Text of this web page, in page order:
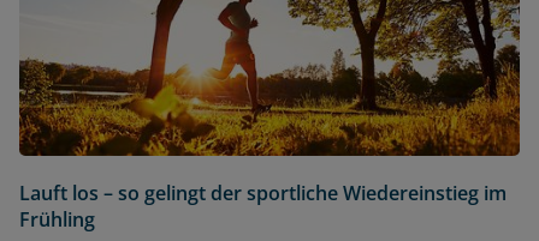
Lauft los – so gelingt der sportliche Wiedereinstieg im
Frühling